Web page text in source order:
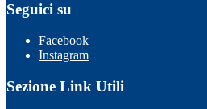
Seguici su
Facebook
Instagram
Sezione Link Utili